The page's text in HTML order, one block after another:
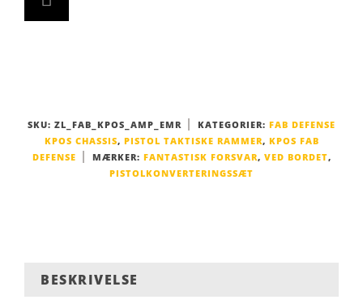
SKU: ZL_FAB_KPOS_AMP_EMR KATEGORIER: FAB DEFENSE
KPOS CHASSIS, PISTOL TAKTISKE RAMMER, KPOS FAB
DEFENSE
MÆRKER: FANTASTISK FORSVAR, VED BORDET,
PISTOLKONVERTERINGSSÆT
BESKRIVELSE